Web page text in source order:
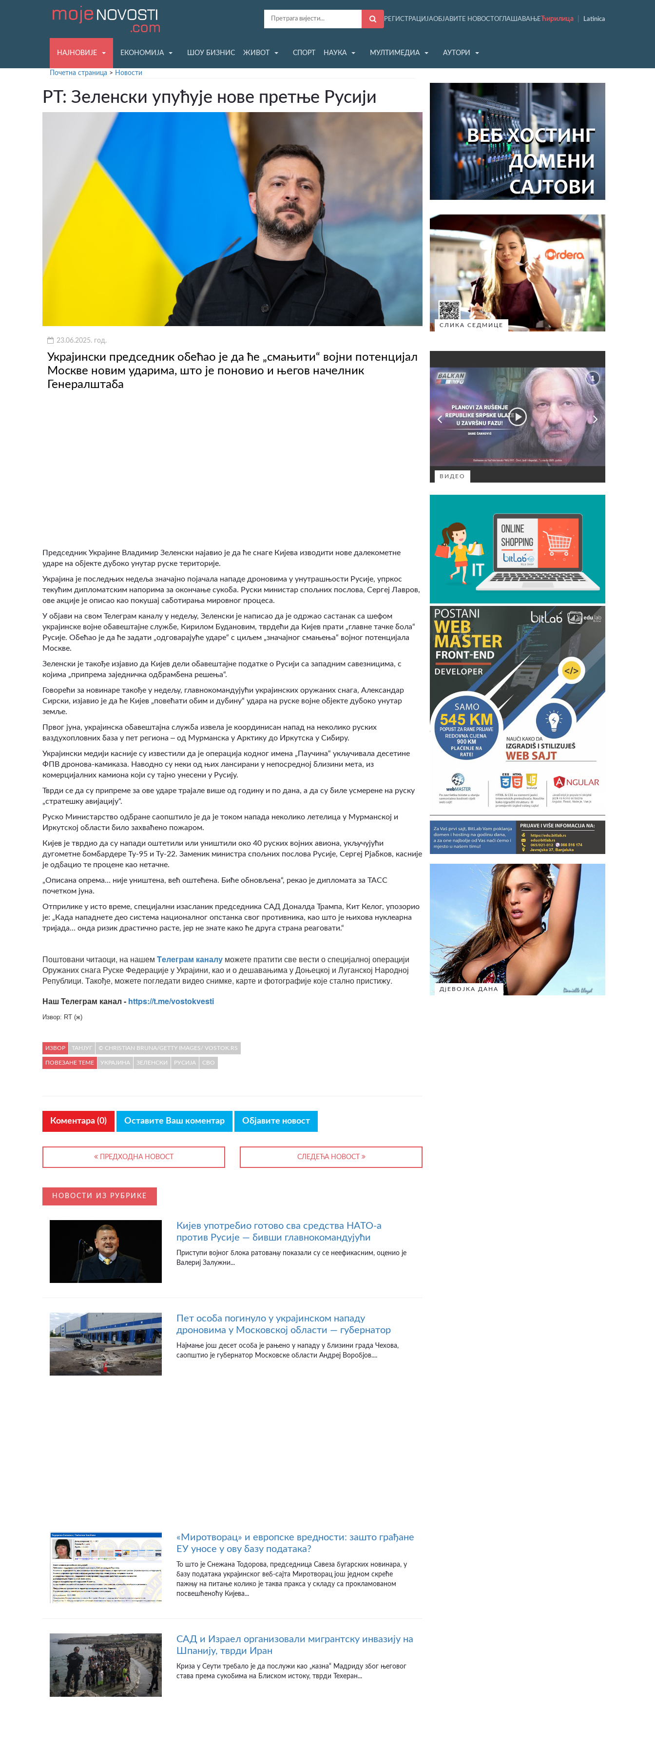
РЕГИСТРАЦИЈАОБЈАВИТЕ НОВОСТ ОГЛАШАВАЊЕ Ћирилица Latinica
НАЈНОВИЈЕ ЕКОНОМИЈА ШОУ БИЗНИС ЖИВОТ СПОРТ НАУКА МУЛТИМЕДИА АУТОРИ
Почетна страница > Новости
РТ: Зеленски упућује нове претње Русији
23.06.2025. год.
Украјински председник обећао је да ће „смањити“ војни потенцијал
Москве новим ударима, што је поновио и његов начелник
Генералштаба
Председник Украјине Владимир Зеленски најавио је да ће снаге Кијева изводити нове далекометне
ударе на објекте дубоко унутар руске територије.
Украјина је последњих недеља значајно појачала нападе дроновима у унутрашњости Русије, упркос
текућим дипломатским напорима за окончање сукоба. Руски министар спољних послова, Сергеј Лавров,
ове акције је описао као покушај саботирања мировног процеса.
У објави на свом Телеграм каналу у недељу, Зеленски је написао да је одржао састанак са шефом
украјинске војне обавештајне службе, Кирилом Будановим, тврдећи да Кијев прати „главне тачке бола“
Русије. Обећао је да ће задати „одговарајуће ударе“ с циљем „значајног смањења“ војног потенцијала
Москве.
Зеленски је такође изјавио да Кијев дели обавештајне податке о Русији са западним савезницима, с
којима „припрема заједничка одбрамбена решења“.
Говорећи за новинаре такође у недељу, главнокомандујући украјинских оружаних снага, Александар
Сирски, изјавио је да ће Кијев „повећати обим и дубину“ удара на руске војне објекте дубоко унутар
земље.
Првог јуна, украјинска обавештајна служба извела је координисан напад на неколико руских
ваздухопловних база у пет региона – од Мурманска у Арктику до Иркутска у Сибиру.
Украјински медији касније су известили да је операција кодног имена „Паучина“ укључивала десетине
ФПВ дронова-камиказа. Наводно су неки од њих лансирани у непосредној близини мета, из
комерцијалних камиона који су тајно унесени у Русију.
Тврди се да су припреме за ове ударе трајале више од годину и по дана, а да су биле усмерене на руску
„стратешку авијацију“.
Руско Министарство одбране саопштило је да је током напада неколико летелица у Мурманској и
Иркутској области било захваћено пожаром.
Кијев је тврдио да су напади оштетили или уништили око 40 руских војних авиона, укључујући
дугометне бомбардере Ту-95 и Ту-22. Заменик министра спољних послова Русије, Сергеј Рјабков, касније
је одбацио те процене као нетачне.
„Описана опрема… није уништена, већ оштећена. Биће обновљена“, рекао је дипломата за ТАСС
почетком јуна.
Отприлике у исто време, специјални изасланик председника САД Доналда Трампа, Кит Келог, упозорио
је: „Када нападнете део система националног опстанка свог противника, као што је њихова нуклеарна
тријада… онда ризик драстично расте, јер не знате како ће друга страна реаговати.“
Поштовани читаоци, на нашем Tелеграм каналу можете пратити све вести о специјалној операцији
Оружаних снага Руске Федерације у Украјини, као и о дешавањима у Доњецкој и Луганској Народној
Републици. Такође, можете погледати видео снимке, карте и фотографије које стално пристижу.
Наш Телеграм канал - https://t.me/vostokvesti
Извор: RT (ж)
ИЗВОР ТАНЈУГ © CHRISTIAN BRUNA/GETTY IMAGES/ VOSTOK.RS
ПОВЕЗАНЕ ТЕМЕ УКРАЈИНА ЗЕЛЕНСКИ РУСИЈА СВО
Коментара (0) Оставите Ваш коментар Објавите новост
ПРЕДХОДНА НОВОСТ СЛЕДЕЋА НОВОСТ
НОВОСТИ ИЗ РУБРИКЕ
Кијев употребио готово сва средства НАТО-а
против Русије — бивши главнокомандујући
Приступи војног блока ратовању показали су се неефикасним, оценио је
Валериј Залужни...
Пет особа погинуло у украјинском нападу
дроновима у Московској области — губернатор
Најмање још десет особа је рањено у нападу у близини града Чехова,
саопштио је губернатор Московске области Андреј Воробјов....
«Миротворац» и европске вредности: зашто грађане
ЕУ уносе у ову базу података?
То што је Снежана Тодорова, председница Савеза бугарских новинара, у
базу података украјинског веб-сајта Миротворац још једном скреће
пажњу на питање колико је таква пракса у складу са прокламованом
посвешћеноћу Кијева...
САД и Израел организовали мигрантску инвазију на
Шпанију, тврди Иран
Криза у Сеути требало је да послужи као „казна“ Мадриду због његовог
става према сукобима на Блиском истоку, тврди Техеран...
СЛИКА СЕДМИЦЕ
ВИДЕО
ДјЕВОЈКА ДАНА